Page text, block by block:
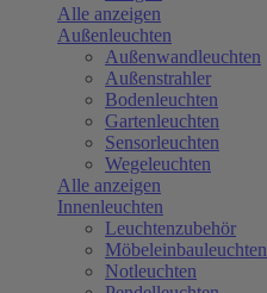
Alle anzeigen
Außenleuchten
Außenwandleuchten
Außenstrahler
Bodenleuchten
Gartenleuchten
Sensorleuchten
Wegeleuchten
Alle anzeigen
Innenleuchten
Leuchtenzubehör
Möbeleinbauleuchten
Notleuchten